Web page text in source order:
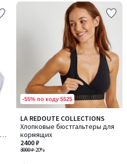
-55% по коду 5525
LA REDOUTE COLLECTIONS
Хлопковые бюстгальтеры для
кормящих
3000 ₽-20%
2400 ₽
2,6
/ 5